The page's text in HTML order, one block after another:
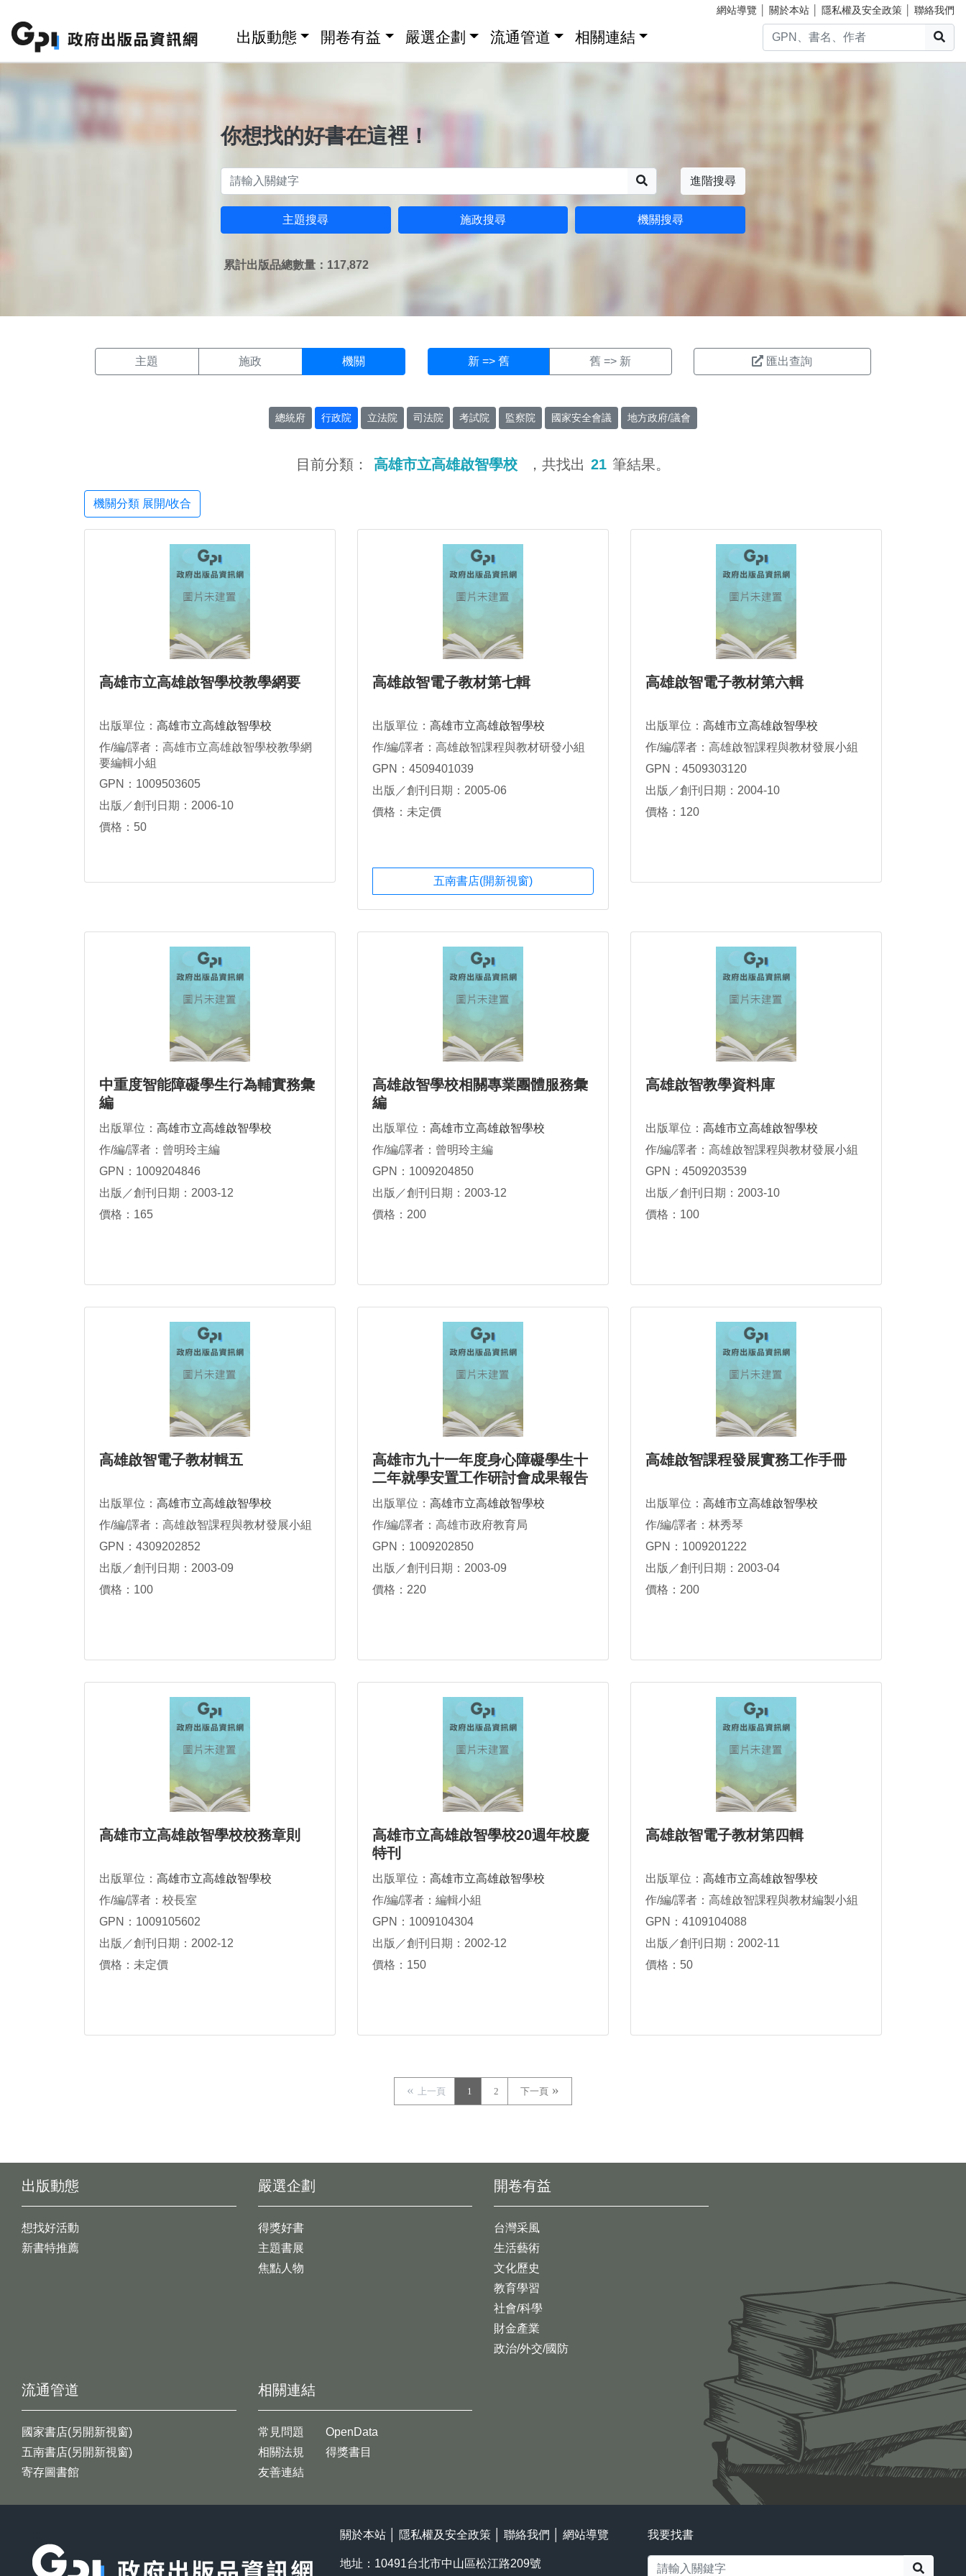
網站導覽 關於本站 隱私權及安全政策 聯絡我們
出版動態 開卷有益 嚴選企劃 流通管道 相關連結
你想找的好書在這裡！
進階搜尋
主題搜尋 施政搜尋 機關搜尋
累計出版品總數量：117,872
主題 施政 機關 新 => 舊 舊 => 新 匯出查詢
總統府 行政院 立法院 司法院 考試院 監察院 國家安全會議 地方政府/議會
目前分類： 高雄市立高雄啟智學校 ，共找出 21 筆結果。
機關分類 展開/收合
高雄市立高雄啟智學校教學網要
出版單位： 高雄市立高雄啟智學校
作/編/譯者：高雄市立高雄啟智學校教學網
要編輯小組
GPN：1009503605
出版／創刊日期：2006-10
價格：50
高雄啟智電子教材第七輯
出版單位： 高雄市立高雄啟智學校
作/編/譯者：高雄啟智課程與教材研發小組
GPN：4509401039
出版／創刊日期：2005-06
價格：未定價
五南書店(開新視窗)
高雄啟智電子教材第六輯
出版單位： 高雄市立高雄啟智學校
作/編/譯者：高雄啟智課程與教材發展小組
GPN：4509303120
出版／創刊日期：2004-10
價格：120
中重度智能障礙學生行為輔實務彙
編
出版單位： 高雄市立高雄啟智學校
作/編/譯者：曾明玲主編
GPN：1009204846
出版／創刊日期：2003-12
價格：165
高雄啟智學校相關專業團體服務彙
編
出版單位： 高雄市立高雄啟智學校
作/編/譯者：曾明玲主編
GPN：1009204850
出版／創刊日期：2003-12
價格：200
高雄啟智教學資料庫
出版單位： 高雄市立高雄啟智學校
作/編/譯者：高雄啟智課程與教材發展小組
GPN：4509203539
出版／創刊日期：2003-10
價格：100
高雄啟智電子教材輯五
出版單位： 高雄市立高雄啟智學校
作/編/譯者：高雄啟智課程與教材發展小組
GPN：4309202852
出版／創刊日期：2003-09
價格：100
高雄市九十一年度身心障礙學生十
二年就學安置工作研討會成果報告
出版單位： 高雄市立高雄啟智學校
作/編/譯者：高雄市政府教育局
GPN：1009202850
出版／創刊日期：2003-09
價格：220
高雄啟智課程發展實務工作手冊
出版單位： 高雄市立高雄啟智學校
作/編/譯者：林秀琴
GPN：1009201222
出版／創刊日期：2003-04
價格：200
高雄市立高雄啟智學校校務章則
出版單位： 高雄市立高雄啟智學校
作/編/譯者：校長室
GPN：1009105602
出版／創刊日期：2002-12
價格：未定價
高雄市立高雄啟智學校20週年校慶
特刊
出版單位： 高雄市立高雄啟智學校
作/編/譯者：編輯小組
GPN：1009104304
出版／創刊日期：2002-12
價格：150
高雄啟智電子教材第四輯
出版單位： 高雄市立高雄啟智學校
作/編/譯者：高雄啟智課程與教材編製小組
GPN：4109104088
出版／創刊日期：2002-11
價格：50
上一頁 1 2 下一頁
出版動態
想找好活動
新書特推薦
開卷有益
台灣采風
生活藝術
文化歷史
教育學習
社會/科學
財金產業
政治/外交/國防
嚴選企劃
得獎好書
主題書展
焦點人物
流通管道
國家書店(另開新視窗)
五南書店(另開新視窗)
寄存圖書館
相關連結
常見問題
相關法規
友善連結
OpenData
得獎書目
關於本站 隱私權及安全政策 聯絡我們 網站導覽
地址：10491台北市中山區松江路209號
我要找書